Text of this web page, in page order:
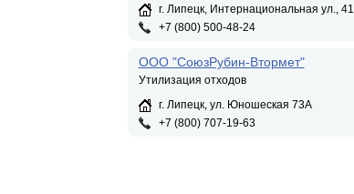
г. Липецк, Интернациональная ул., 41
+7 (800) 500-48-24
ООО "СоюзРубин-Втормет"
Утилизация отходов
г. Липецк, ул. Юношеская 73А
+7 (800) 707-19-63